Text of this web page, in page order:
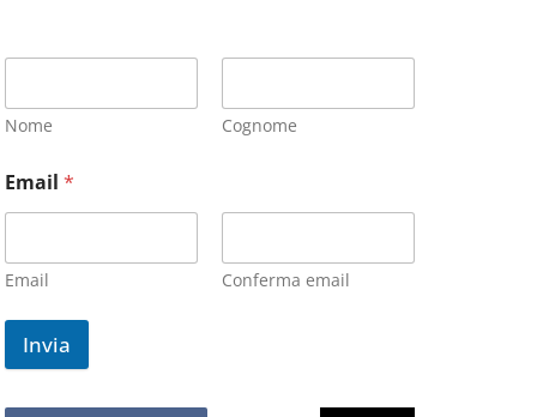
Nome Cognome
Email *
Email Conferma email
Invia